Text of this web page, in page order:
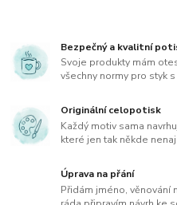
Bezpečný a kvalitní
Svoje produkty mám
všechny normy pro styk
Originální celopotisk
Každý motiv sama
které jen tak někde
Úprava na přání
Přidám jméno, věnování